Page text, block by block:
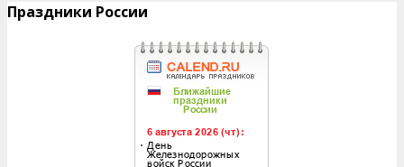
Праздники России